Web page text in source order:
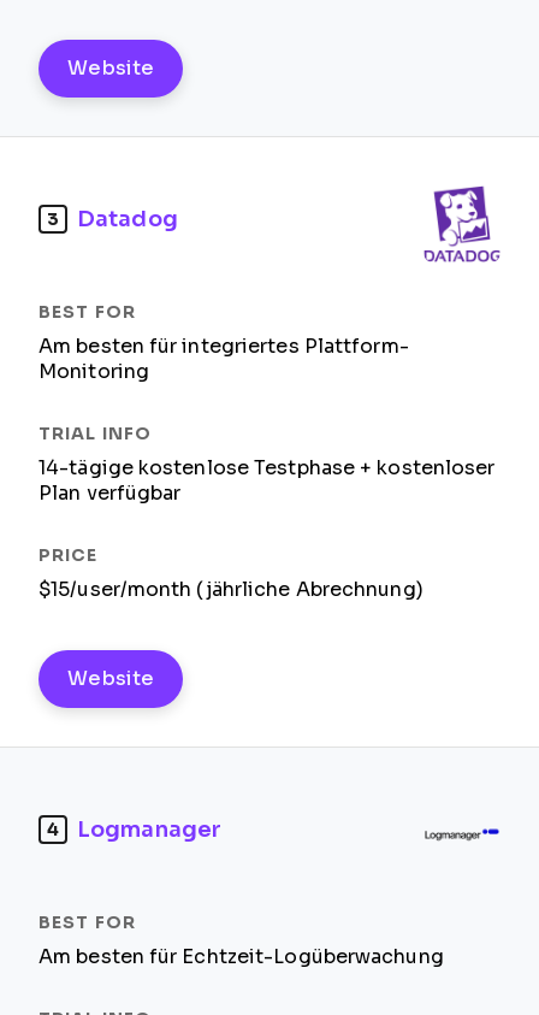
Website
3 Datadog
Am besten für integriertes Plattform-
Monitoring
14-tägige kostenlose Testphase + kostenloser
Plan verfügbar
$15/user/month (jährliche Abrechnung)
Website
4 Logmanager
Am besten für Echtzeit-Logüberwachung